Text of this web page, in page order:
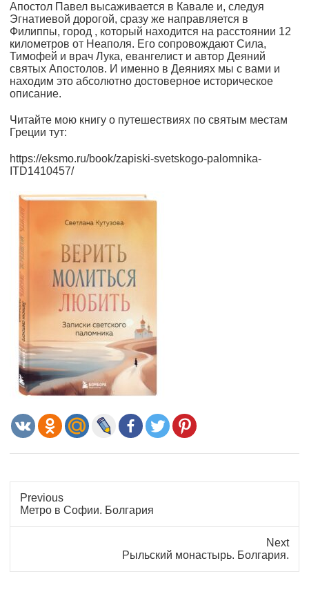
Апостол Павел высаживается в Кавале и, следуя
Эгнатиевой дорогой, сразу же направляется в
Филиппы, город , который находится на расстоянии 12
километров от Неаполя. Его сопровождают Сила,
Тимофей и врач Лука, евангелист и автор Деяний
святых Апостолов. И именно в Деяниях мы с вами и
находим это абсолютно достоверное историческое
описание.
Читайте мою книгу о путешествиях по святым местам
Греции тут:
https://eksmo.ru/book/zapiski-svetskogo-palomnika-
ITD1410457/
Previous
Previous
Метро в Софии. Болгария
Next
Рыльский монастырь. Болгария.